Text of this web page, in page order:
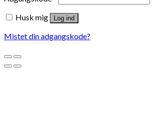
Husk mig
Log ind
Mistet din adgangskode?